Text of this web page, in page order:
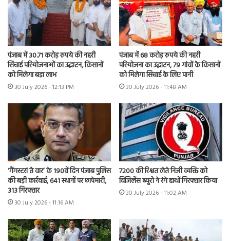
पंजाब में 30.71 करोड़ रुपये की नहरी
सिंचाई परियोजनाओं का उद्घाटन, किसानों
को मिलेगा बड़ा लाभ
30 July 2026 - 12:13 PM
पंजाब में 68 करोड़ रुपये की नहरी
परियोजना का उद्घाटन, 79 गांवों के किसानों
को मिलेगा सिंचाई के लिए पानी
30 July 2026 - 11:48 AM
‘गैंगस्टरां ते वार’ के 190वें दिन पंजाब पुलिस
की बड़ी कार्रवाई, 641 स्थानों पर छापेमारी,
313 गिरफ्तार
30 July 2026 - 11:16 AM
7200 की रिश्वत लेते निजी व्यक्ति को
विजिलेंस ब्यूरो ने रंगे हाथों गिरफ्तार किया
30 July 2026 - 11:02 AM